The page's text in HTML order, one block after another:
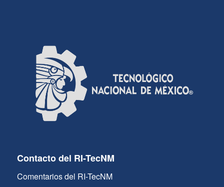
Contacto del RI-TecNM
Comentarios del RI-TecNM